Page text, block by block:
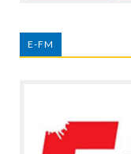
E-FM